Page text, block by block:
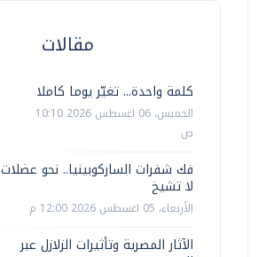
مقالات
كلمة واحدة... تغيّر يوما كاملا
الخميس، 06 اغسطس 2026 10:10
ص
فك شفرات الساركوبينيا.. نحو عضلات
لا تشيخ
الأربعاء، 05 اغسطس 2026 12:00 م
الآثار المصرية وتأثيرات الزلازل عبر